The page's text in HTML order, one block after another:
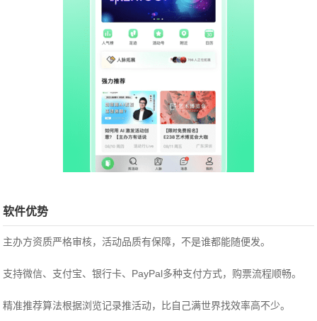
软件优势
主办方资质严格审核，活动品质有保障，不是谁都能随便发。
支持微信、支付宝、银行卡、PayPal多种支付方式，购票流程顺畅。
精准推荐算法根据浏览记录推活动，比自己满世界找效率高不少。